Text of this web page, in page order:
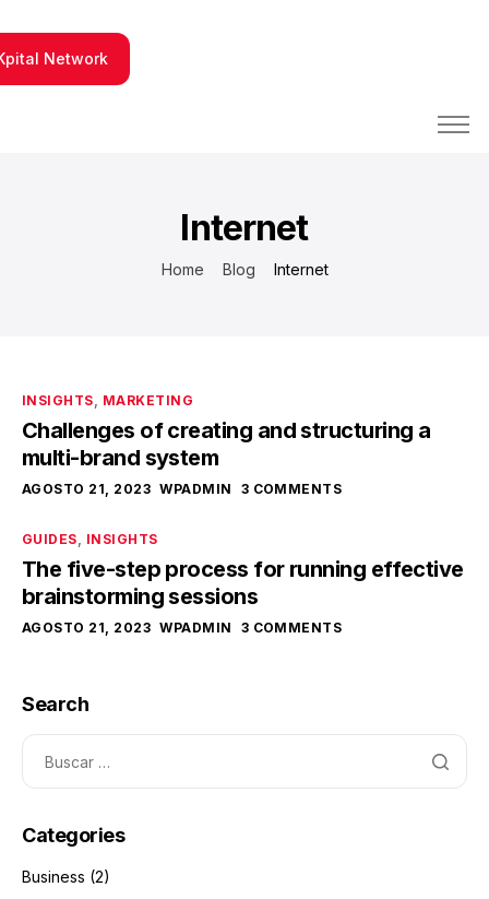
Network
Fabrica de SoftwareInternet
Home Blog Internet
INSIGHTS, MARKETING
Challenges of creating and structuring a
multi-brand system
AGOSTO 21, 2023 WPADMIN 3 COMMENTS
GUIDES, INSIGHTS
The five-step process for running effective
brainstorming sessions
AGOSTO 21, 2023 WPADMIN 3 COMMENTS
Search
Categories
Business (2)